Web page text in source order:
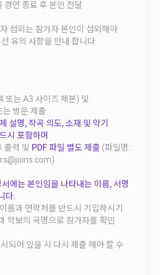
경연 종료 후 본인 전달
섭외는 참가자 본인이 섭외해야
유의 사항을 안내 합니다.
또는 A3 사이즈 제본) 및
는 방문 제출
설명, 작곡 의도, 소재 및 악기
시 포함하며
출력 및 PDF 파일 별도 제출 (파일명:
에는 본인임을 나타내는 이름, 서명
다.
름과 연락처를 반드시 기입하시기
악보의 곡명으로 참가자를 확인
되어 있을 시 다시 제출 해야 할 수